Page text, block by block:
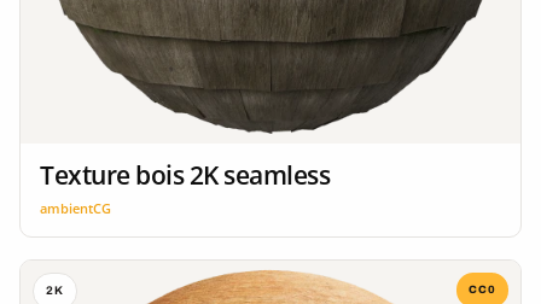
Texture bois 2K seamless
ambientCG
2K CC0